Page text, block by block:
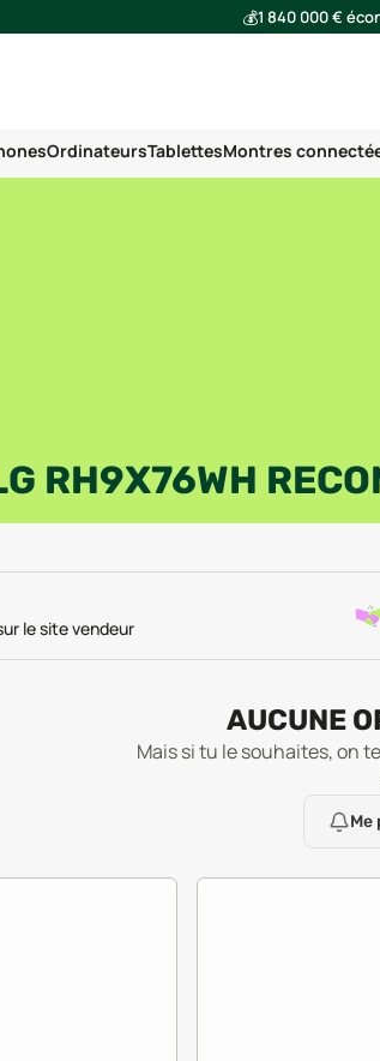
💰1 840 000 €
OrdinateursTablettesMontres
RH9X76WH
le site vendeur
AUCUNE
Mais si tu le souhaites, on
Me